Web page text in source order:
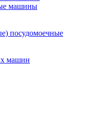
машины
посудомоечные
машин